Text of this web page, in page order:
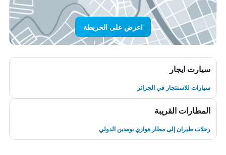
اعرض على الخريطة
سيارت ايجار
سيارات للاستئجار في الجزائر
المطارات القريبة
رحلات طيران إلى مطار هواري بومدين الدولي